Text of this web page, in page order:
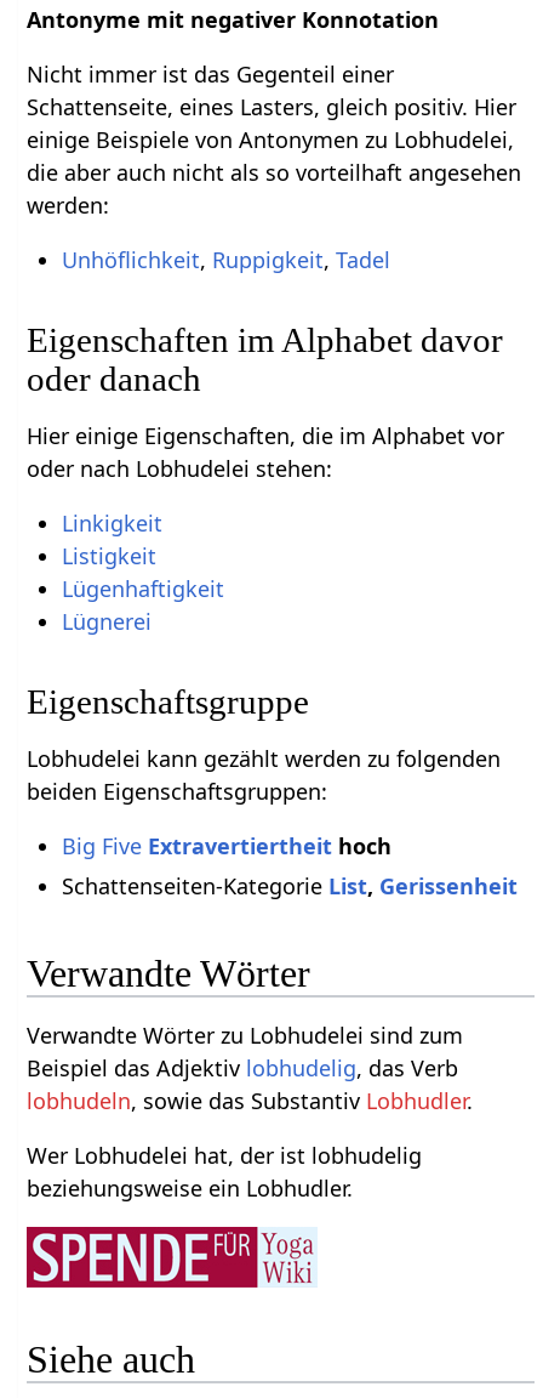
Antonyme mit negativer Konnotation
Nicht immer ist das Gegenteil einer
Schattenseite, eines Lasters, gleich positiv. Hier
einige Beispiele von Antonymen zu Lobhudelei,
die aber auch nicht als so vorteilhaft angesehen
werden:
Unhöflichkeit, Ruppigkeit, Tadel
Eigenschaften im Alphabet davor
oder danach
Hier einige Eigenschaften, die im Alphabet vor
oder nach Lobhudelei stehen:
Linkigkeit
Listigkeit
Lügenhaftigkeit
Lügnerei
Eigenschaftsgruppe
Lobhudelei kann gezählt werden zu folgenden
beiden Eigenschaftsgruppen:
Big Five Extravertiertheithoch
Schattenseiten-Kategorie List, Gerissenheit
Verwandte Wörter
Verwandte Wörter zu Lobhudelei sind zum
Beispiel das Adjektiv lobhudelig, das Verb
lobhudeln, sowie das Substantiv Lobhudler.
Wer Lobhudelei hat, der ist lobhudelig
beziehungsweise ein Lobhudler.
Siehe auch